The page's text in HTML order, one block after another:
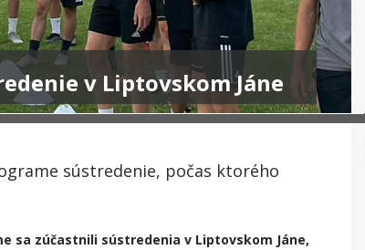
v Liptovskom Jáne
sústredenie, počas ktorého
sa zúčastnili sústredenia v Liptovskom Jáne,